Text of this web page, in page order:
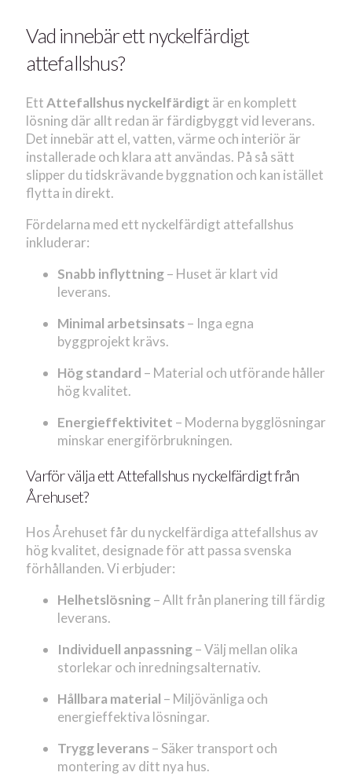
Vad innebär ett nyckelfärdigt
attefallshus?
EttAttefallshus nyckelfärdigt är en komplett
lösning där allt redan är färdigbyggt vid leverans.
Det innebär att el, vatten, värme och interiör är
installerade och klara att användas. På så sätt
slipper du tidskrävande byggnation och kan istället
flytta in direkt.
Fördelarna med ett nyckelfärdigt attefallshus
inkluderar:
Snabb inflyttning– Huset är klart vid
leverans.
Minimal arbetsinsats– Inga egna
byggprojekt krävs.
Hög standard – Material och utförande håller
hög kvalitet.
Energieffektivitet – Moderna bygglösningar
minskar energiförbrukningen.
Varför välja ett Attefallshus nyckelfärdigt från
Årehuset?
Hos Årehuset får du nyckelfärdiga attefallshus av
hög kvalitet, designade för att passa svenska
förhållanden. Vi erbjuder:
Helhetslösning– Allt från planering till färdig
leverans.
Individuell anpassning– Välj mellan olika
storlekar och inredningsalternativ.
Hållbara material – Miljövänliga och
energieffektiva lösningar.
Trygg leverans– Säker transport och
montering av ditt nya hus.